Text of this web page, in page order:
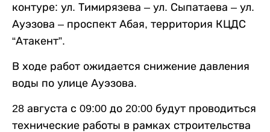
контуре: ул. Тимирязева – ул. Сыпатаева – ул.
Ауэзова – проспект Абая, территория КЦДС
“Атакент”.
В ходе работ ожидается снижение давления
воды по улице Ауэзова.
28 августа с 09:00 до 20:00 будут проводиться
технические работы в рамках строительства